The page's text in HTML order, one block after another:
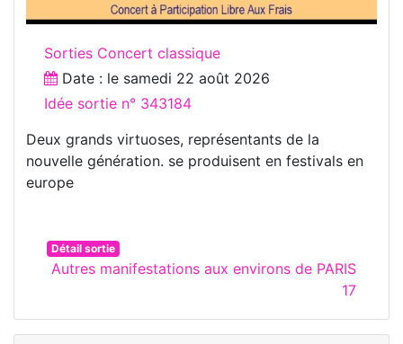
Sorties Concert classique
Date : le samedi 22 août 2026
Idée sortie n° 343184
Deux grands virtuoses, représentants de la
nouvelle génération. se produisent en festivals en
europe
Détail sortie
Autres manifestations aux environs de PARIS
17